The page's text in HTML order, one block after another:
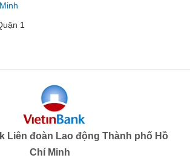
1
Liên đoàn Lao động Thành phố Hồ
Chí Minh